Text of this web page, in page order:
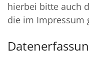
hierbei bitte auch
die im Impressum